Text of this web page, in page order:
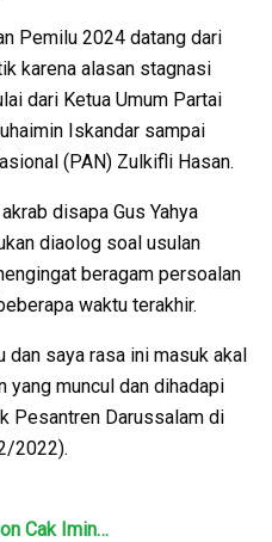
Pemilu 2024 datang dari
karena alasan stagnasi
dari Ketua Umum Partai
Iskandar sampai
(PAN) Zulkifli Hasan.
disapa Gus Yahya
diaolog soal usulan
beragam persoalan
waktu terakhir.
dan saya rasa ini masuk akal
yang muncul dan dihadapi
Pesantren Darussalam di
2022).
Cak Imin…